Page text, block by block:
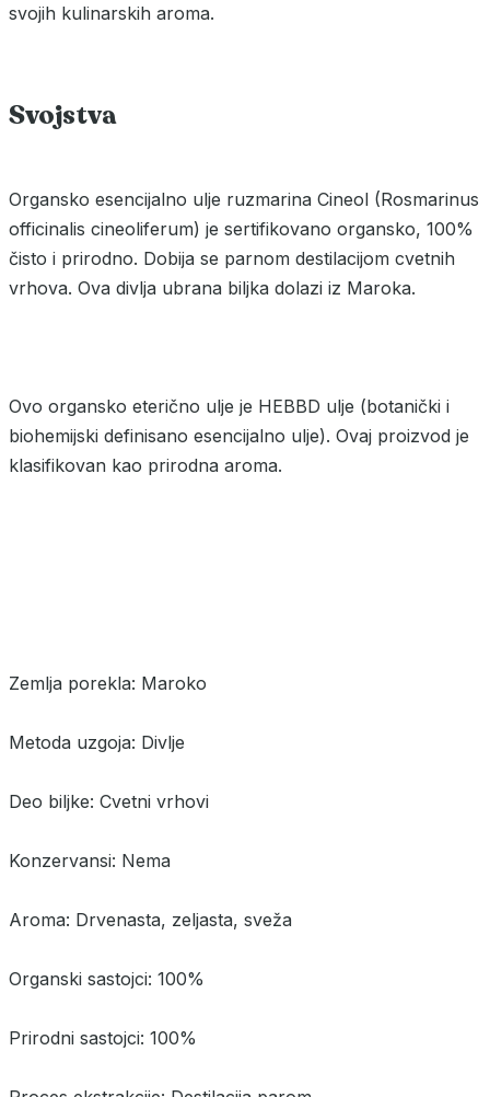
svojih kulinarskih aroma.
Svojstva
Organsko esencijalno ulje ruzmarina Cineol (Rosmarinus
officinalis cineoliferum) je sertifikovano organsko, 100%
čisto i prirodno. Dobija se parnom destilacijom cvetnih
vrhova. Ova divlja ubrana biljka dolazi iz Maroka.
Ovo organsko eterično ulje je HEBBD ulje (botanički i
biohemijski definisano esencijalno ulje). Ovaj proizvod je
klasifikovan kao prirodna aroma.
Zemlja porekla: Maroko
Metoda uzgoja: Divlje
Deo biljke: Cvetni vrhovi
Konzervansi: Nema
Aroma: Drvenasta, zeljasta, sveža
Organski sastojci: 100%
Prirodni sastojci: 100%